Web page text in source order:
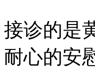
接诊的是
耐心的安